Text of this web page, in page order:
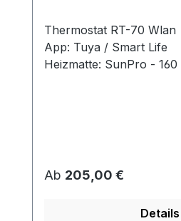
Thermostat RT-70 Wlan
App: Tuya / Smart Life
Heizmatte: SunPro - 160
Regulärer Preis:
Ab 205,00 €
Details